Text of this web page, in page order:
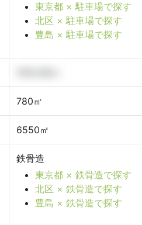
東京都 × 駐車場で探す
北区 × 駐車場で探す
豊島 × 駐車場で探す
780㎡
6550㎡
鉄骨造
東京都 × 鉄骨造で探す
北区 × 鉄骨造で探す
豊島 × 鉄骨造で探す